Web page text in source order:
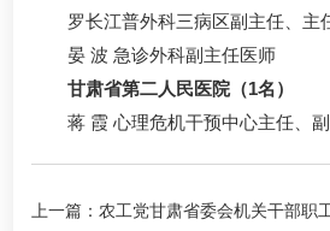
罗长江普外科三病区副主任、主
晏 波 急诊外科副主任医师
甘肃省第二人民医院（1名）
蒋 霞 心理危机干预中心主任、
上一篇：农工党甘肃省委会机关干部职